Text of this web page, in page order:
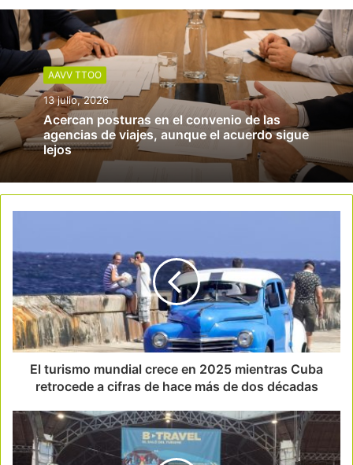
AAVV TTOO
13 julio, 2026
Acercan posturas en el convenio de las
agencias de viajes, aunque el acuerdo sigue
lejos
El turismo mundial crece en 2025 mientras Cuba
retrocede a cifras de hace más de dos décadas